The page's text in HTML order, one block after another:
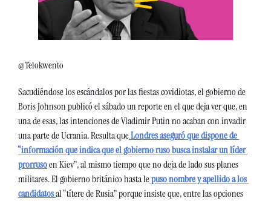
@Telokwento
Sacudiéndose los escándalos por las fiestas covidiotas, el gobierno de
Boris Johnson publicó el sábado un reporte en el que deja ver que, en
una de esas, las intenciones de Vladimir Putin no acaban con invadir
una parte de Ucrania. Resulta queLondres aseguró que dispone de
“información que indica que el gobierno ruso busca instalar un líder
prorruso en Kiev”, al mismo tiempo que no deja de lado sus planes
militares. El gobierno británico hasta le puso nombre y apellido a los
candidatos al “títere de Rusia” porque insiste que, entre las opciones